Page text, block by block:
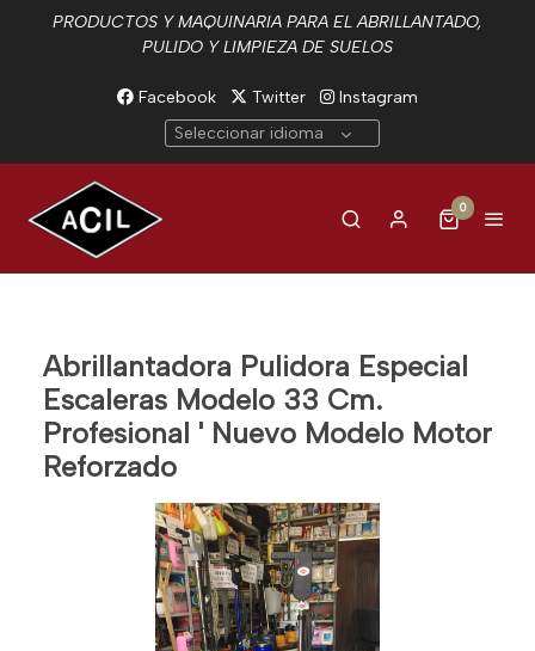
PRODUCTOS Y MAQUINARIA PARA EL ABRILLANTADO,
PULIDO Y LIMPIEZA DE SUELOS
Facebook Twitter
Instagram
Seleccionar idioma
0
Abrillantadora Pulidora Especial
Escaleras Modelo 33 Cm.
Profesional ' Nuevo Modelo Motor
Reforzado